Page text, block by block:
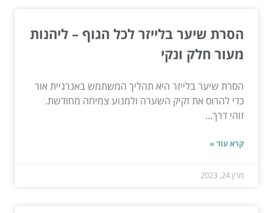
הסרת שיער בלייזר לכל הגוף – ליהנות
מעור חלק ונקי
הסרת שיער בלייזר היא תהליך המשתמש באנרגיית אור
כדי להרוס את זקיק השערה ולמנוע צמיחה מחודשת.
זוהי דרך...
קרא עוד »
מרץ 24, 2023